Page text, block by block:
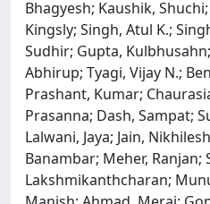
Bhagyesh; Kaushik,
Kingsly; Singh, Atul K.;
Sudhir; Gupta,
Abhirup; Tyagi, Vijay N.;
Prashant, Kumar;
Prasanna; Dash, Sampat;
Lalwani, Jaya; Jain,
Banambar; Meher, Ranjan;
Lakshmikanthcharan;